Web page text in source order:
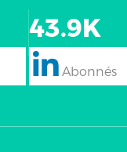
43.9K